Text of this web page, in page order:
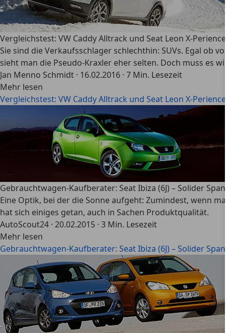
Vergleichstest: VW Caddy Alltrack und Seat Leon X-Perience –
Sie sind die Verkaufsschlager schlechthin: SUVs. Egal ob
sieht man die Pseudo-Kraxler eher selten. Doch muss es
Jan Menno Schmidt · 16.02.2016 · 7 Min. Lesezeit
Mehr lesen
Vergleichstest: VW Caddy Alltrack und Seat Leon X-Perience –
Gebrauchtwagen-Kaufberater: Seat Ibiza (6J) – Solider Spanier
Eine Optik, bei der die Sonne aufgeht: Zumindest, wenn
hat sich einiges getan, auch in Sachen Produktqualität.
AutoScout24 · 20.02.2015 · 3 Min. Lesezeit
Mehr lesen
Gebrauchtwagen-Kaufberater: Seat Ibiza (6J) – Solider Spanier